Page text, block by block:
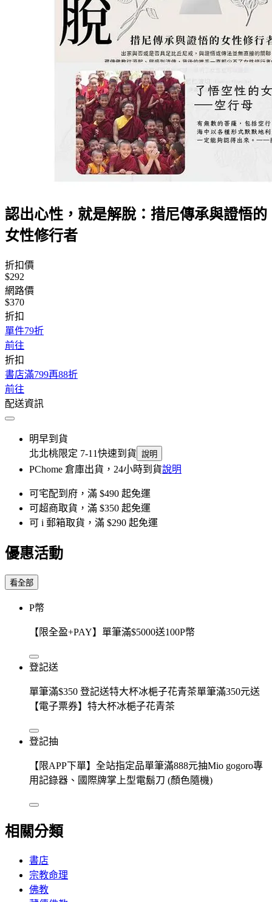
認出心性，就是解脫：措尼傳承與證悟的
女性修行者
折扣價
$292
網路價
$370
折扣
單件79折
前往
折扣
書店滿799再88折
前往
配送資訊
明早到貨
北北桃限定 7-11快速到貨 說明
PChome 倉庫出貨，24小時到貨說明
可宅配到府，滿 $490 起免運
可超商取貨，滿 $350 起免運
可 i 郵箱取貨，滿 $290 起免運
優惠活動
看全部
P幣
【限全盈+PAY】單筆滿$5000送100P幣
登記送
單筆滿$350 登記送特大杯冰梔子花青茶單筆滿350元送
【電子票券】特大杯冰梔子花青茶
登記抽
【限APP下單】全站指定品單筆滿888元抽Mio gogoro專
用記錄器、國際牌掌上型電鬍刀 (顏色隨機)
相關分類
書店
宗教命理
佛教